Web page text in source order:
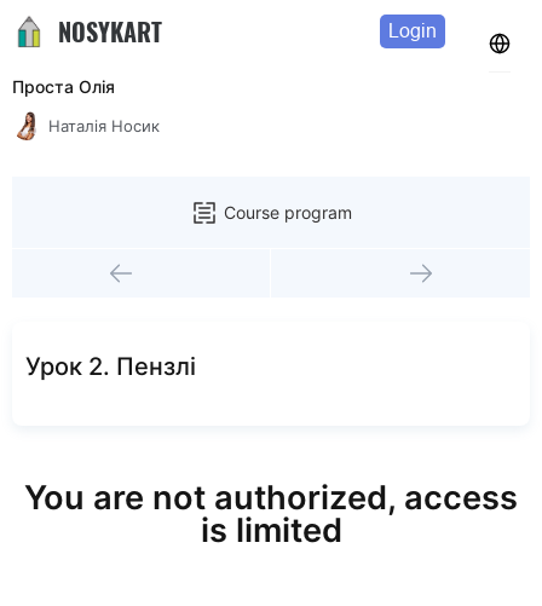
NOSYKART Login
Проста Олія
Наталія Носик
Course program
Урок 2. Пензлі
You are not authorized, access
is limited